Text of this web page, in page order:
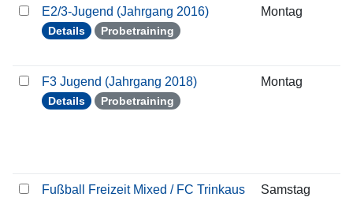
E2/3-Jugend (Jahrgang 2016)
Details Probetraining
Montag
F3 Jugend (Jahrgang 2018)
Details Probetraining
Montag
Fußball Freizeit Mixed / FC Trinkaus Samstag